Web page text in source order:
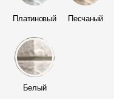
Кровельная вентиляция
Водостоки
Пластиковые водосточные
системы
Платиновый Песчаный
Белый